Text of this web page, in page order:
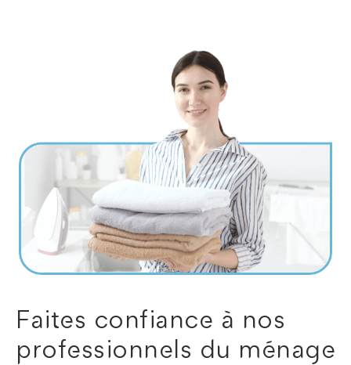
Faites confiance à nos
professionnels du ménage
Jardinage
Petits travaux de bricolage
Autres services
Informations supplémentaires du besoin